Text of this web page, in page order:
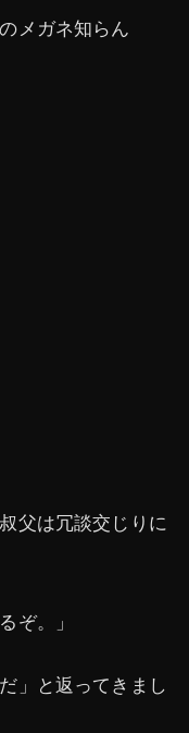
メガネ知らん
父は冗談交じりに
ぞ。」
」と返ってきまし